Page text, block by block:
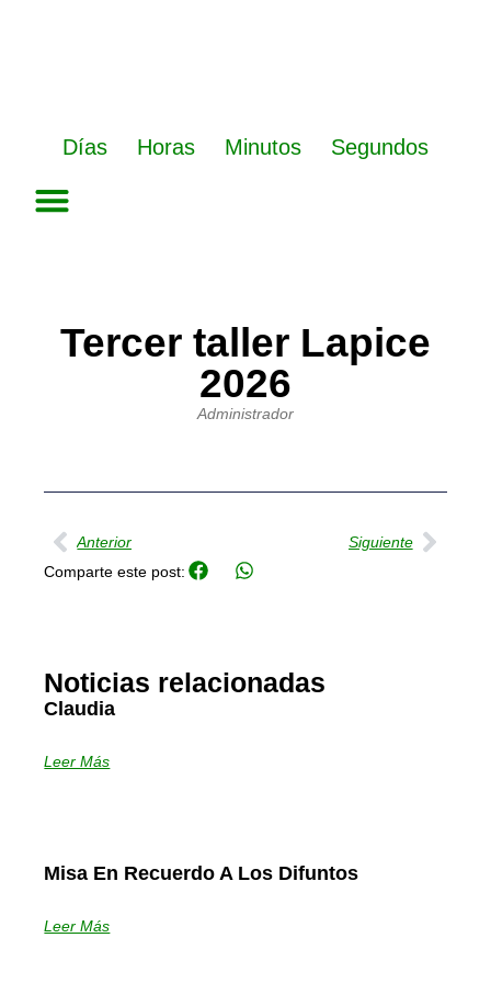
Días Horas Minutos Segundos
Tercer taller Lapice
2026
Administrador
Ant
Anterior Siguiente
Comparte este post:
Noticias relacionadas
Claudia
Leer Más
Misa En Recuerdo A Los Difuntos
Leer Más